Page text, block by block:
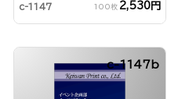
c-1147 100枚 2,530円
c-1147b